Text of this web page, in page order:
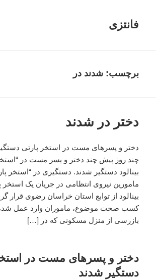
فانتزی
برچسب: شدند در
دختر در شدند
دختر و پسرهای مست در استخر پارتی
چند روز پیش چند دختر و پسر مست در
بینالود دستگیر شدند. دستگیری در “استخر
مامورین نیروی انتظامی در جریان یک استخر
بینالود از توابع استان خراسان رضوی قرار
کسب صحت موضوع، ماموران وارد عمل شده
بازرسی از منزل مسکونی که در […]
دختر و پسرهای مست در
دستگیر شدند